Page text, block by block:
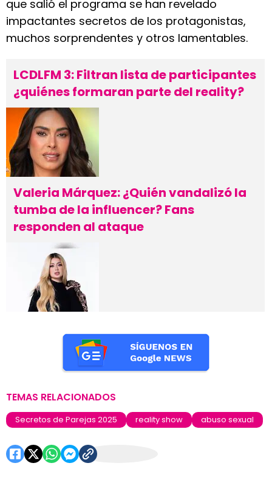
que salió el programa se han revelado
impactantes secretos de los protagonistas,
muchos sorprendentes y otros lamentables.
LCDLFM 3: Filtran lista de participantes
¿quiénes formaran parte del reality?
Valeria Márquez: ¿Quién vandalizó la
tumba de la influencer? Fans
responden al ataque
TEMAS RELACIONADOS
Secretos de Parejas 2025 reality show abuso sexual